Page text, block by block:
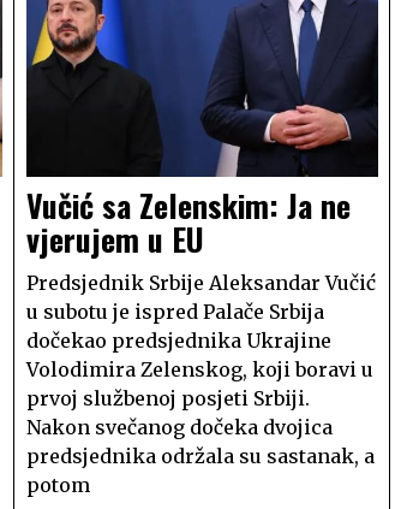
Vučić sa Zelenskim: Ja ne
vjerujem u EU
Predsjednik Srbije Aleksandar Vučić
u subotu je ispred Palače Srbija
dočekao predsjednika Ukrajine
Volodimira Zelenskog, koji boravi u
prvoj službenoj posjeti Srbiji.
Nakon svečanog dočeka dvojica
predsjednika održala su sastanak, a
potom